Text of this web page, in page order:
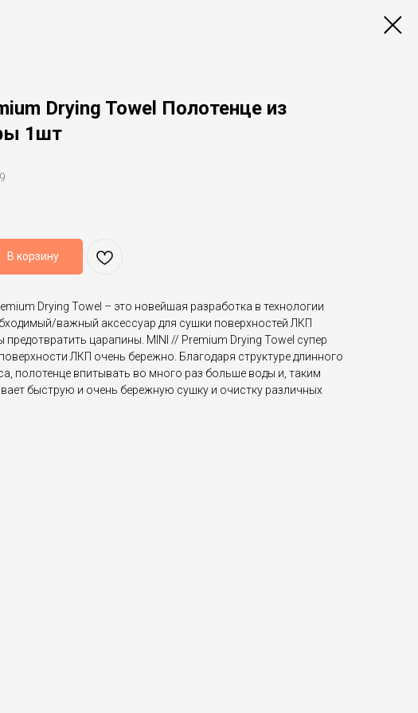
Drying Towel Полотенце из
1шт
В корзину
Drying Towel – это новейшая разработка в технологии
важный аксессуар для сушки поверхностей ЛКП
предотвратить царапины. MINI // Premium Drying Towel супер
ЛКП очень бережно. Благодаря структуре длинного
полотенце впитывать во много раз больше воды и, таким
быструю и очень бережную сушку и очистку различных